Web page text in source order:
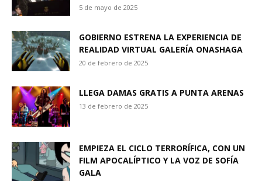
5 de mayo de 2025
GOBIERNO ESTRENA LA EXPERIENCIA DE
REALIDAD VIRTUAL GALERÍA ONASHAGA
20 de febrero de 2025
LLEGA DAMAS GRATIS A PUNTA ARENAS
13 de febrero de 2025
EMPIEZA EL CICLO TERRORÍFICA, CON UN
FILM APOCALÍPTICO Y LA VOZ DE SOFÍA
GALA